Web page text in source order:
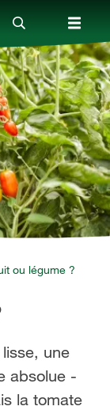
ou légume ?
une
absolue -
la tomate